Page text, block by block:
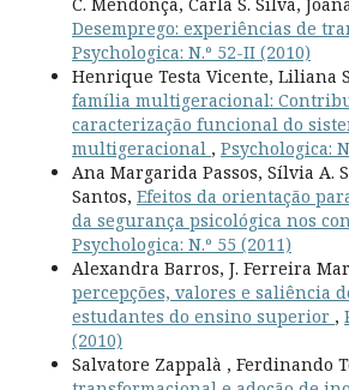
Desemprego: experiências de
Psychologica: N.º 52-II (2010)
Henrique Testa Vicente, Liliana
família multigeracional:
caracterização funcional do
multigeracional , Psychologica:
Ana Margarida Passos, Sílvia A.
Santos, Efeitos da orientação
da segurança psicológica nos
Psychologica: N.º 55 (2011)
Alexandra Barros, J. Ferreira
percepções, valores e saliência
estudantes do ensino superior ,
(2010)
Salvatore Zappalà , Ferdinando